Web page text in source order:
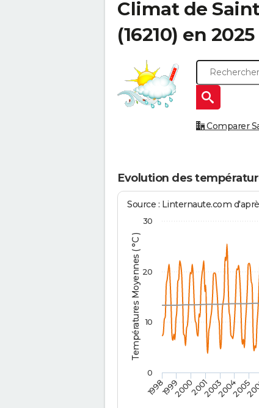
Climat de
(16210) en 2025
Comparer
Evolution des
Températures Moyennes ( °C )
Source : Linternaute.com
1998199920002001200320042005
0
10
20
30